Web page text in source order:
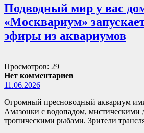
Подводный мир у вас
«Москвариум»
эфиры из аквариумов
Просмотров: 29
Нет комментариев
11.06.2026
Огромный пресноводный аквариум
Амазонки с водопадом, мистическими
тропическими рыбами. Зрители